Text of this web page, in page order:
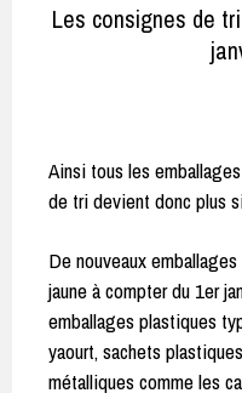
Les consignes de
Ainsi tous les
de tri devient donc plus
De nouveaux
jaune à compter du 1er
emballages plastiques
yaourt, sachets
métalliques comme les